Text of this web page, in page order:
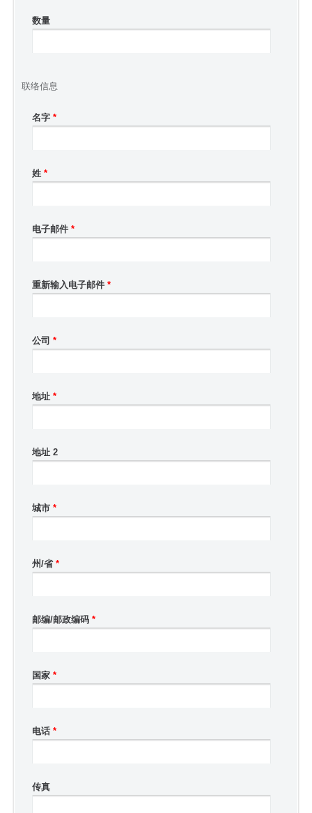
数量
联络信息
名字 *
姓 *
电子邮件 *
重新输入电子邮件 *
公司 *
地址 *
地址 2
城市 *
州/省 *
邮编/邮政编码 *
国家 *
电话 *
传真